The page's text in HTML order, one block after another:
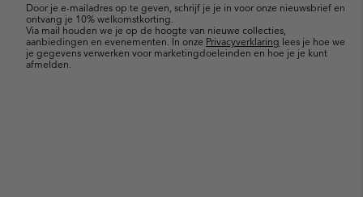
Door je e-mailadres op te geven, schrijf je je in voor onze nieuwsbrief en
ontvang je 10% welkomstkorting.
Via mail houden we je op de hoogte van nieuwe collecties,
aanbiedingen en evenementen. In onze Privacyverklaring lees je hoe we
je gegevens verwerken voor marketingdoeleinden en hoe je je kunt
afmelden.